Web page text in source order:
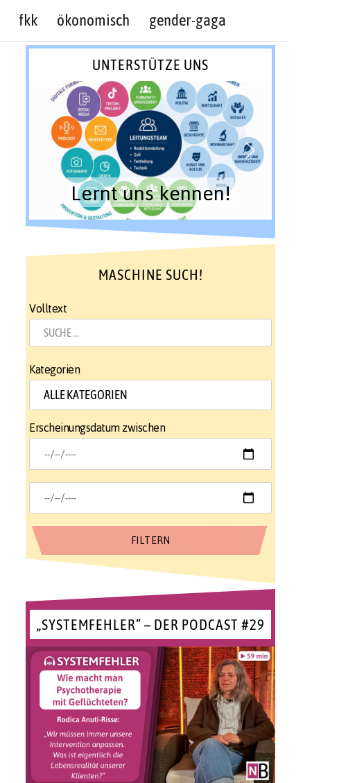
fkk ökonomisch gender-gaga
UNTERSTÜTZE UNS
Lernt uns kennen!
MASCHINE SUCH!
Volltext
Kategorien
Erscheinungsdatum zwischen
„SYSTEMFEHLER“ – DER PODCAST #29